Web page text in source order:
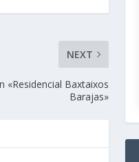
NEXT
«Residencial Baxtaixos
Barajas»